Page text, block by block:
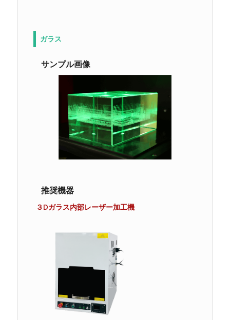
ガラス
サンプル画像
推奨機器
３Dガラス内部レーザー加工機